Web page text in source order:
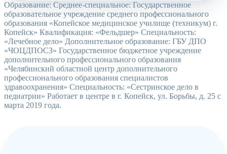
Образование: Среднее-специальное: Государственное
образовательное учреждение среднего профессионального
образования «Копейское медицинское училище (техникум) г.
Копейск» Квалификация: «Фельдшер» Специальность:
«Лечебное дело» Дополнительное образование: ГБУ ДПО
«ЧОЦДПОСЗ» Государственное бюджетное учреждение
дополнительного профессионального образования
«Челябинский областной центр дополнительного
профессионального образования специалистов
здравоохранения» Специальность: «Сестринское дело в
педиатрии» Работает в центре в г. Копейск, ул. Борьбы, д. 25 с
марта 2019 года.